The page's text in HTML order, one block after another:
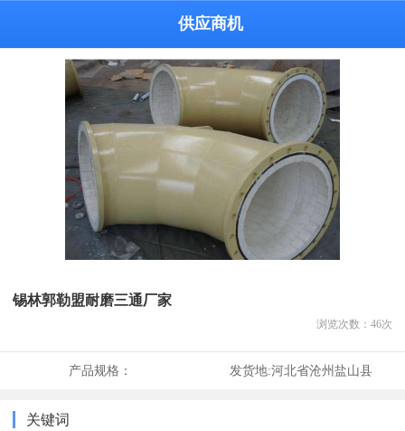
供应商机
锡林郭勒盟耐磨三通厂家
浏览次数： 46次
产品规格： 发货地:河北省沧州盐山县
关键词